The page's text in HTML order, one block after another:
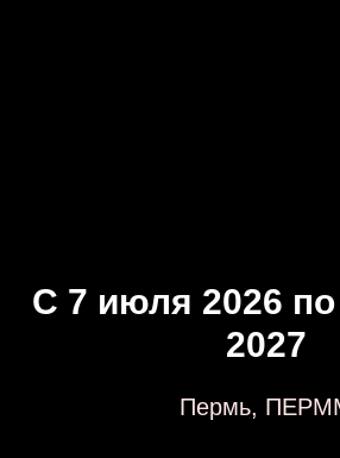
С 7 июля 2026
2027
Пермь,